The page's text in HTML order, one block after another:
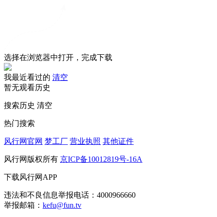
选择在浏览器中打开，完成下载
我最近看过的 清空
暂无观看历史
搜索历史 清空
热门搜索
风行网官网 梦工厂 营业执照 其他证件
风行网版权所有 京ICP备10012819号-16A
下载风行网APP
违法和不良信息举报电话：4000966660
举报邮箱： kefu@fun.tv